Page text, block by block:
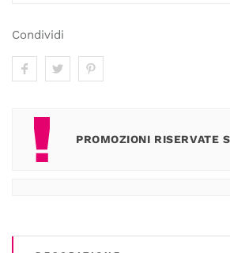
Condividi
PROMOZIONI RISERVATE